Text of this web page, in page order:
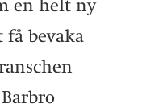
en helt ny
bevaka